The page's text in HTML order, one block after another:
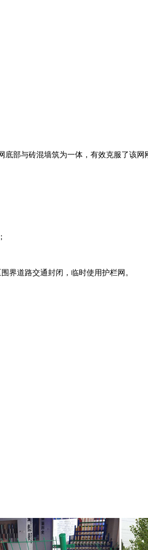
部与砖混墙筑为一体，有效克服了该
界道路交通封闭，临时使用护栏网。